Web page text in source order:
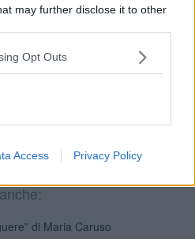
may further disclose it to other
Opt Outs
Access Privacy Policy
della Toscana iscriviti alla
Arriva gratis tutti i giorni
casella di posta.
di Maria Caruso